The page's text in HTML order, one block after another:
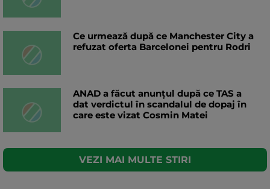
Ce urmează după ce Manchester City a
refuzat oferta Barcelonei pentru Rodri
ANAD a făcut anunțul după ce TAS a
dat verdictul în scandalul de dopaj în
care este vizat Cosmin Matei
VEZI MAI MULTE STIRI